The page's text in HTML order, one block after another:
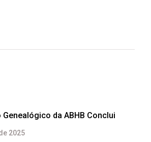
da ABHB Conclui
2025